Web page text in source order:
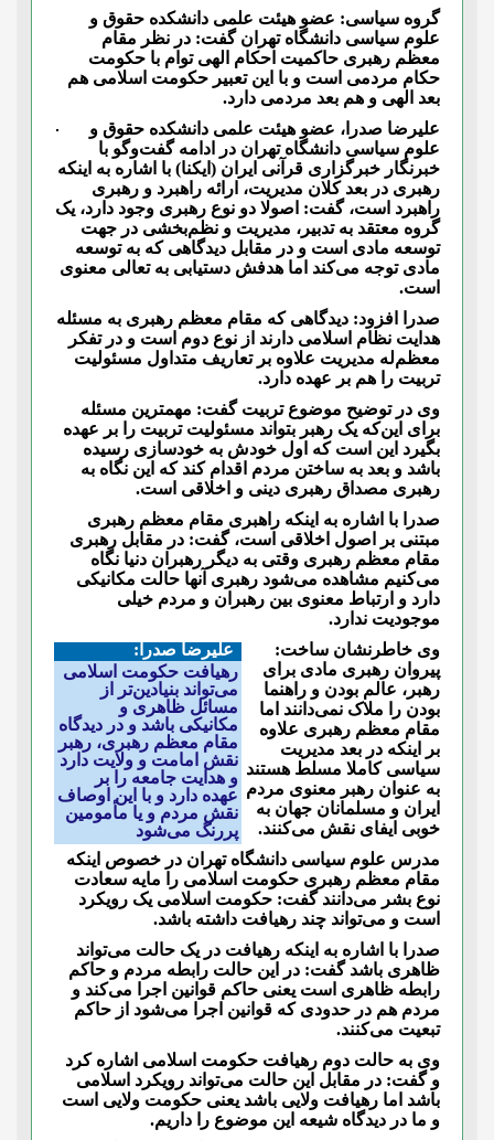
گروه سیاسی: عضو هیئت علمی دانشکده حقوق و
علوم سیاسی دانشگاه تهران گفت: در نظر مقام
معظم رهبری حاکمیت احکام الهی توام با حکومت
حکام مردمی است و با این تعبیر حکومت اسلامی هم
بعد الهی و هم بعد مردمی دارد.
علیرضا صدرا، عضو هیئت علمی دانشکده حقوق و
علوم سیاسی دانشگاه تهران در ادامه گفت‌وگو با
خبرنگار خبرگزاری قرآنی ایران (ایکنا) با اشاره به اینکه
رهبری در بعد کلان مدیریت، ارائه راهبرد و رهبری
راهبرد است، گفت: اصولا دو نوع رهبری وجود دارد، یک
گروه معتقد به تدبیر، مدیریت و نظم‌بخشی در جهت
توسعه مادی است و در مقابل دیدگاهی که به توسعه
مادی توجه می‌کند اما هدفش دستیابی به تعالی معنوی
است.
صدرا افزود: دیدگاهی که مقام معظم رهبری به مسئله
هدایت نظام اسلامی دارند از نوع دوم است و در تفکر
معظم‌له مدیریت علاوه بر تعاریف متداول مسئولیت
تربیت را هم بر عهده دارد.
وی در توضیح موضوع تربیت گفت: مهمترین مسئله
برای این‌که یک رهبر بتواند مسئولیت تربیت را بر عهده
بگیرد این است که اول خودش به خودسازی رسیده
باشد و بعد به ساختن مردم اقدام کند که این نگاه به
رهبری مصداق رهبری دینی و اخلاقی است.
صدرا با اشاره به اینکه راهبری مقام معظم رهبری
مبتنی بر اصول اخلاقی است، گفت: در مقابل رهبری
مقام معظم رهبری وقتی به دیگر رهبران دنیا نگاه
می‌کنیم مشاهده می‌شود رهبری آنها حالت مکانیکی
دارد و ارتباط معنوی بین رهبران و مردم خیلی
موجودیت ندارد.
علیرضا صدرا:
رهیافت حکومت اسلامی
می‌تواند بنیادین‌تر از
مسائل ظاهری و
مکانیکی باشد و در دیدگاه
مقام معظم رهبری، رهبر
نقش امامت و ولایت دارد
و هدایت جامعه را بر
عهده دارد و با این اوصاف
نقش مردم و یا مأمومین
پر‌رنگ می‌شود
وی خاطرنشان ساخت:
پیروان رهبری مادی برای
رهبر، عالم بودن و راهنما
بودن را ملاک نمی‌دانند اما
مقام معظم رهبری علاوه
بر اینکه در بعد مدیریت
سیاسی کاملا مسلط هستند
به عنوان رهبر معنوی مردم
ایران و مسلمانان جهان به
خوبی ایفای نقش می‌کنند.
مدرس علوم سیاسی دانشگاه تهران در خصوص اینکه
مقام معظم رهبری حکومت اسلامی را مایه سعادت
نوع بشر می‌دانند گفت: حکومت اسلامی یک رویکرد
است و می‌تواند چند رهیافت داشته باشد.
صدرا با اشاره به اینکه رهیافت در یک حالت می‌تواند
ظاهری باشد گفت: در این حالت رابطه مردم و حاکم
رابطه ظاهری است یعنی حاکم قوانین اجرا می‌‌کند و
مردم هم در حدودی که قوانین اجرا می‌شود از حاکم
تبعیت می‌کنند.
وی به حالت دوم رهیافت حکومت اسلامی اشاره کرد
و گفت: در مقابل این حالت می‌تواند رویکرد اسلامی
باشد اما رهیافت ولایی باشد یعنی حکومت ولایی است
و ما در دیدگاه شیعه این موضوع را داریم.